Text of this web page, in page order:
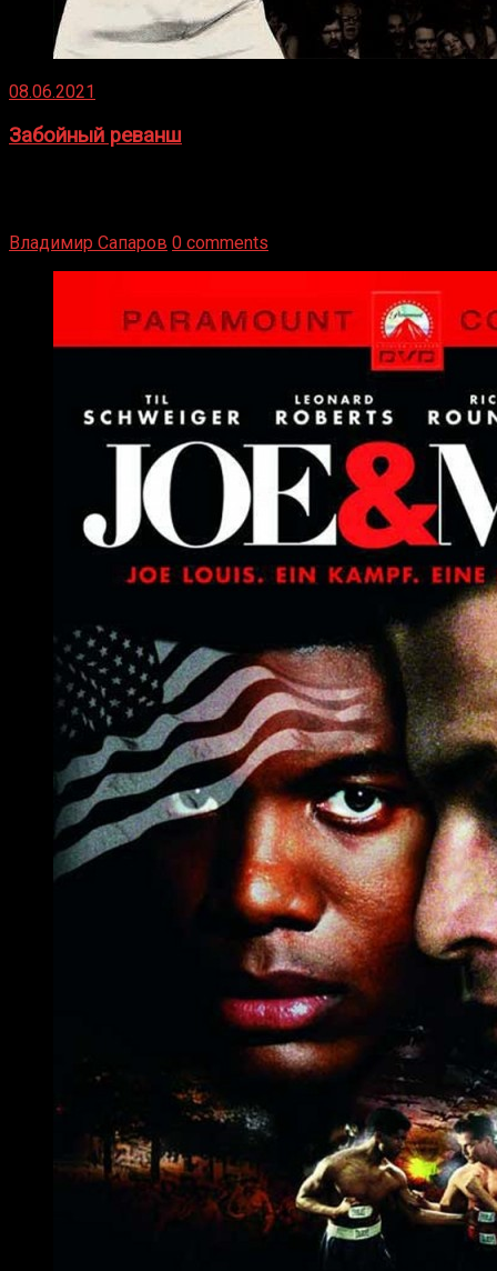
08.06.2021
Забойный реванш
Владимир Сапаров 0 comments